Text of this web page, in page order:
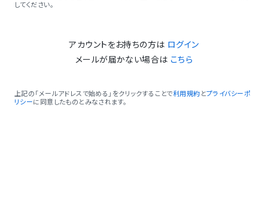
してください。
アカウントをお持ちの方は ログイン
メールが届かない場合は こちら
上記の「メールアドレスで始める」をクリックすることで利用規約 とプライバシーポ
リシーに同意したものとみなされます。